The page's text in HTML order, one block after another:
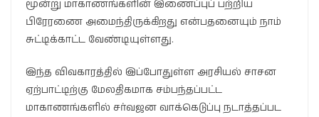
மூன்று மாகாணங்களின் இணைப்புப் பற்றிய
பிரேரணை அமைந்திருக்கிறது என்பதனையும் நாம்
சுட்டிக்காட்ட வேண்டியுள்ளது.
இந்த விவகாரத்தில் இப்போதுள்ள அரசியல் சாசன
ஏற்பாட்டிற்கு மேலதிகமாக சம்பந்தப்பட்ட
மாகாணங்களில் சர்வஜன வாக்கெடுப்பு நடாத்தப்பட